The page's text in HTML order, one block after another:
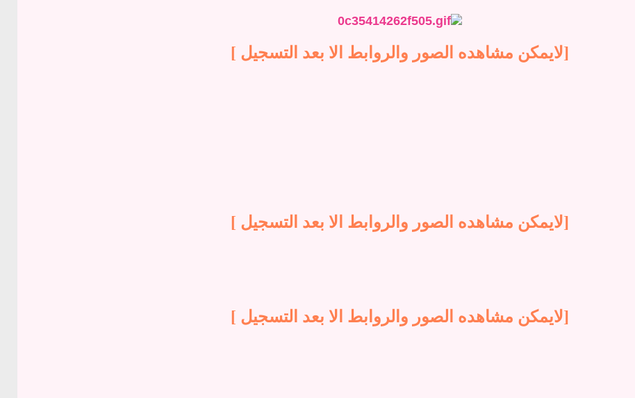
[لايمكن مشاهده الصور والروابط الا بعد التسجيل ]
[لايمكن مشاهده الصور والروابط الا بعد التسجيل ]
[لايمكن مشاهده الصور والروابط الا بعد التسجيل ]